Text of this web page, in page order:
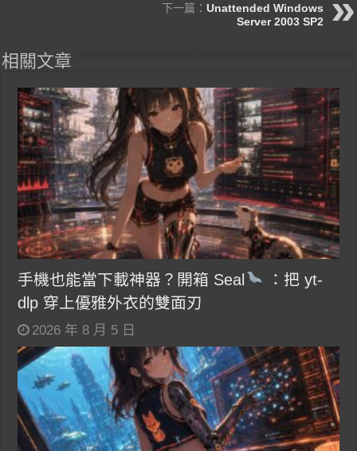
下一篇： Unattended Windows
Server 2003 SP2
相關文章
手機也能當下載神器？開箱 Seal
：把 yt-
dlp 穿上優雅外衣的雙面刃
2026 年 8 月 5 日